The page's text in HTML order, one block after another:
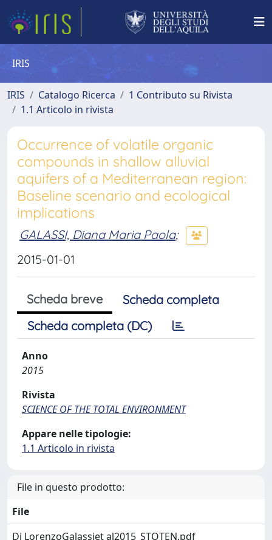
IRIS
IRIS Catalogo Ricerca
1 Contributo su Rivista
1.1 Articolo in rivista
Occurrence of volatile organic
compounds in shallow alluvial
aquifers of a Mediterranean region:
Baseline scenario and ecological
implications
GALASSI, Diana Maria Paola;
2015-01-01
Scheda breve
Scheda completa
Scheda completa (DC)
Anno
2015
Rivista
SCIENCE OF THE TOTAL ENVIRONMENT
Appare nelle tipologie:
1.1 Articolo in rivista
File in questo prodotto:
File
Di LorenzoGalassiet al2015_STOTEN.pdf